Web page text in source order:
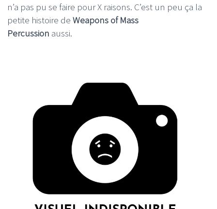
n’a pas pu se faire pour X raisons. C’est un peu ça la
petite histoire de Weapons of Mass
Percussion aussi.